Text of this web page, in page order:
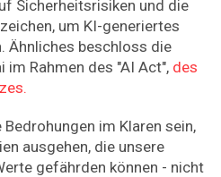
Sicherheitsrisiken und die
um KI-generiertes
Ähnliches beschloss die
im Rahmen des "AI Act", des
im Klaren sein,
ausgehen, die unsere
gefährden können - nicht